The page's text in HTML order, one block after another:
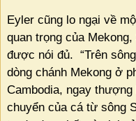
Eyler cũng lo ngại về
quan trọng của
được nói đủ. “Trên
dòng chánh Mekong ở
Cambodia, ngay
chuyển của cá từ sông